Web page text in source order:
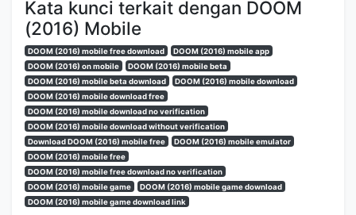
Kata kunci terkait dengan DOOM
(2016) Mobile
DOOM (2016) mobile free download
DOOM (2016) mobile app
DOOM (2016) on mobile
DOOM (2016) mobile beta
DOOM (2016) mobile beta download
DOOM (2016) mobile download
DOOM (2016) mobile download free
DOOM (2016) mobile download no verification
DOOM (2016) mobile download without verification
Download DOOM (2016) mobile free
DOOM (2016) mobile emulator
DOOM (2016) mobile free
DOOM (2016) mobile free download no verification
DOOM (2016) mobile game
DOOM (2016) mobile game download
DOOM (2016) mobile game download link